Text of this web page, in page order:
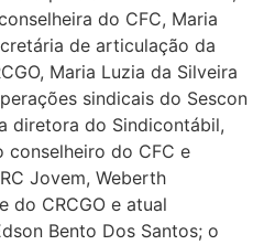
do CFC, Maria
de articulação da
Maria Luzia da Silveira
sindicais do Sescon
diretora do Sindicontábil,
conselheiro do CFC e
Jovem, Weberth
do CRCGO e atual
Bento Dos Santos; o